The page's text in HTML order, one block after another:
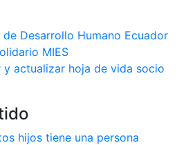
Desarrollo Humano Ecuador
MIES
y actualizar hoja de vida socio
hijos tiene una persona